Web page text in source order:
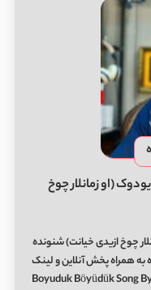
(او زمانلار چوخ
چوخ ازیدی خیانت) شنونده
به همراه پخش آنلاین و لینک